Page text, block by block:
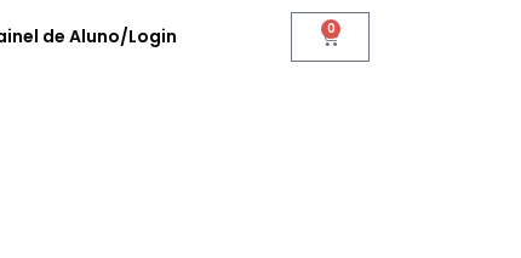
de Aluno/Login 0